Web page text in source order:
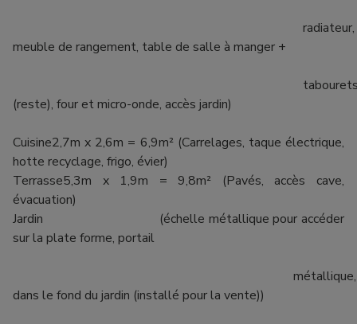
radiateur,
meuble de rangement, table de salle à manger +
(reste), four et micro-onde, accès jardin)
Cuisine2,7m x 2,6m = 6,9m² (Carrelages, taque électrique,
hotte recyclage, frigo, évier)
Terrasse5,3m x 1,9m = 9,8m² (Pavés, accès cave,
évacuation)
Jardin (échelle métallique pour accéder
sur la plate forme, portail
métallique,
dans le fond du jardin (installé pour la vente))